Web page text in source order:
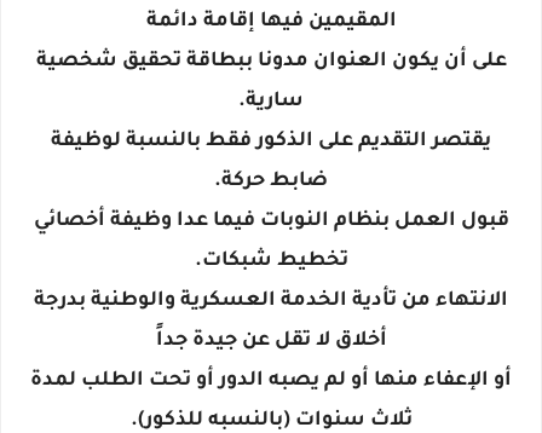
المقيمين فيها إقامة دائمة
على أن يكون العنوان مدونا ببطاقة تحقيق شخصية
سارية.
يقتصر التقديم على الذكور فقط بالنسبة لوظيفة
ضابط حركة.
قبول العمل بنظام النوبات فيما عدا وظيفة أخصائي
تخطيط شبكات.
الانتهاء من تأدية الخدمة العسكرية والوطنية بدرجة
أخلاق لا تقل عن جيدة جداً
أو الإعفاء منها أو لم يصبه الدور أو تحت الطلب لمدة
ثلاث سنوات (بالنسبه للذكور).